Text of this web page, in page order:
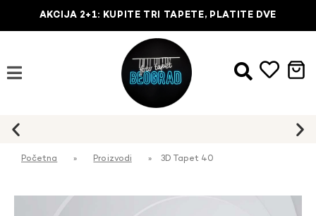
AKCIJA 2+1: KUPITE TRI TAPETE, PLATITE DVE
Početna » Proizvodi » 3D Tapet 40